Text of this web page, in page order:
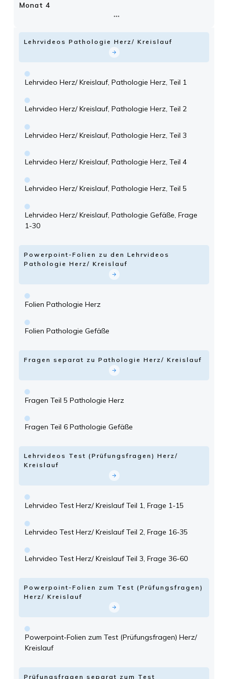
Monat 4
Lehrvideos Pathologie Herz/ Kreislauf
Lehrvideo Herz/ Kreislauf, Pathologie Herz, Teil 1
Lehrvideo Herz/ Kreislauf, Pathologie Herz, Teil 2
Lehrvideo Herz/ Kreislauf, Pathologie Herz, Teil 3
Lehrvideo Herz/ Kreislauf, Pathologie Herz, Teil 4
Lehrvideo Herz/ Kreislauf, Pathologie Herz, Teil 5
Lehrvideo Herz/ Kreislauf, Pathologie Gefäße, Frage
1-30
Powerpoint-Folien zu den Lehrvideos
Pathologie Herz/ Kreislauf
Folien Pathologie Herz
Folien Pathologie Gefäße
Fragen separat zu Pathologie Herz/ Kreislauf
Fragen Teil 5 Pathologie Herz
Fragen Teil 6 Pathologie Gefäße
Lehrvideos Test (Prüfungsfragen) Herz/
Kreislauf
Lehrvideo Test Herz/ Kreislauf Teil 1, Frage 1-15
Lehrvideo Test Herz/ Kreislauf Teil 2, Frage 16-35
Lehrvideo Test Herz/ Kreislauf Teil 3, Frage 36-60
Powerpoint-Folien zum Test (Prüfungsfragen)
Herz/ Kreislauf
Powerpoint-Folien zum Test (Prüfungsfragen) Herz/
Kreislauf
Prüfungsfragen separat zum Test